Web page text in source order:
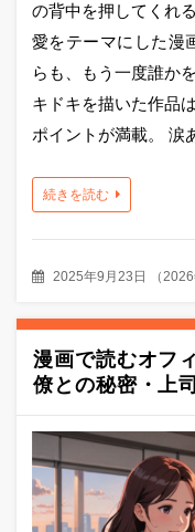
の背中を押してくれ
愛をテーマにした漫
らも、もう一度誰か
キドキを描いた作品
ポイントが満載。 涙
続きを読む
2025年9月23日 （
漫画で読むオフ
僚との秘密・上